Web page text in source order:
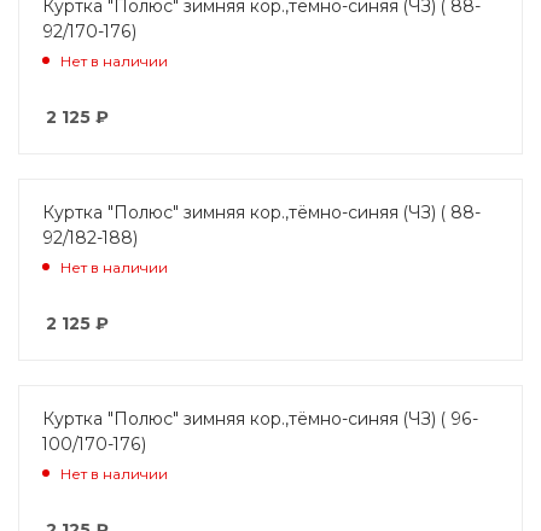
Куртка "Полюс" зимняя кор.,тёмно-синяя (ЧЗ) ( 88-
92/170-176)
Нет в наличии
2 125 ₽
Куртка "Полюс" зимняя кор.,тёмно-синяя (ЧЗ) ( 88-
92/182-188)
Нет в наличии
2 125 ₽
Куртка "Полюс" зимняя кор.,тёмно-синяя (ЧЗ) ( 96-
100/170-176)
Нет в наличии